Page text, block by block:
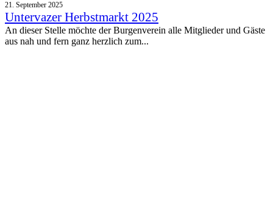
21. September 2025
Untervazer Herbstmarkt 2025
An dieser Stelle möchte der Burgenverein alle Mitglieder und Gäste
aus nah und fern ganz herzlich zum...